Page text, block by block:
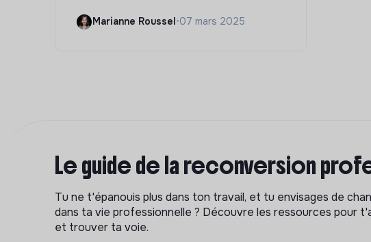
Marianne Roussel•07 mars 2025
Le guide de la reconversion
Tu ne t'épanouis plus dans ton travail, et tu envisages de
dans ta vie professionnelle ? Découvre les ressources pour
et trouver ta voie.